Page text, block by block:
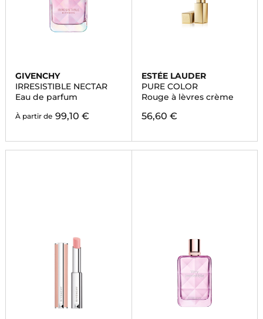
GIVENCHY
IRRESISTIBLE NECTAR
Eau de parfum
À partir de 99,10 €
ESTÉE LAUDER
PURE COLOR
Rouge à lèvres crème
56,60 €